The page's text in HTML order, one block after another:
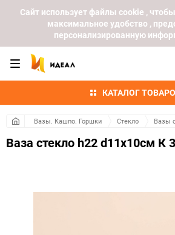
Cайт использует файлы cookie ,
максимальное удобство ,
персонализированную
КАТАЛОГ
Вазы. Кашпо. Горшки Стекло Вазы
Ваза стекло h22 d11х10см К